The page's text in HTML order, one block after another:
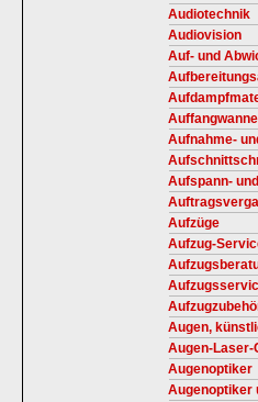
Audiotechnik
Audiovision
Auf- und
Aufnahme-
Aufspann-
Aufzüge
Aufzug-
Augen,
Augen-Laser-
Augenoptiker
Augenoptiker